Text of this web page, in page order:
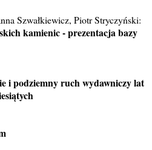
Szwałkiewicz, Piotr Stryczyński:
kamienic - prezentacja bazy
i podziemny ruch wydawniczy lat